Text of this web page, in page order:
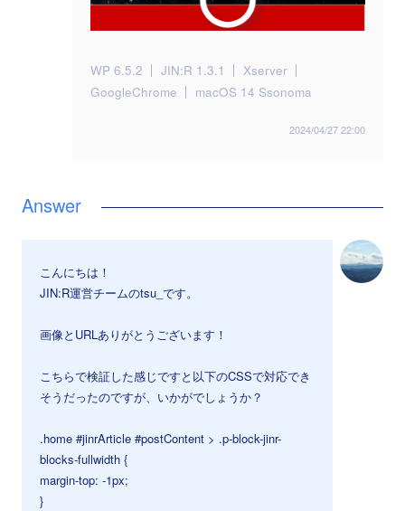
WP 6.5.2 JIN:R 1.3.1
Xserver
GoogleChrome
macOS 14 Ssonoma
2024/04/27 22:00
こんにちは！
JIN:R運営チームのtsu_です。
画像とURLありがとうございます！
こちらで検証した感じですと以下のCSSで対応でき
そうだったのですが、いかがでしょうか？
.home #jinrArticle #postContent > .p-block-jinr-
blocks-fullwidth {
margin-top: -1px;
}